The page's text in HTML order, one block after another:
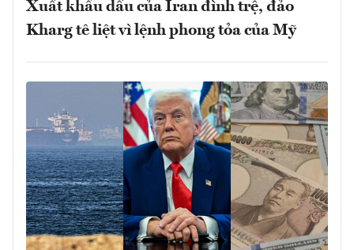
Xuất khẩu dầu của Iran đình trệ, đảo
Kharg tê liệt vì lệnh phong tỏa của Mỹ